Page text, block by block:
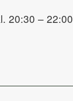
20:30 – 22:00